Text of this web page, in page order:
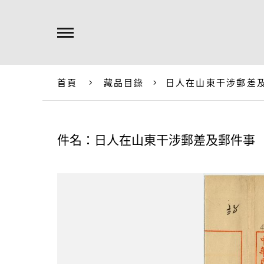
首頁 藏品目錄 日人在山東干涉郵差
件名：日人在山東干涉郵差及郵件事